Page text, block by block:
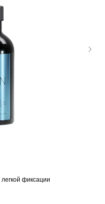
фиксации